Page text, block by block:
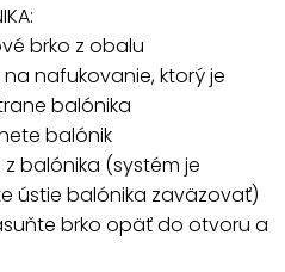
brko z obalu
nafukovanie, ktorý je
balónika
balónik
balónika (systém je
ústie balónika zaväzovať)
brko opäť do otvoru a